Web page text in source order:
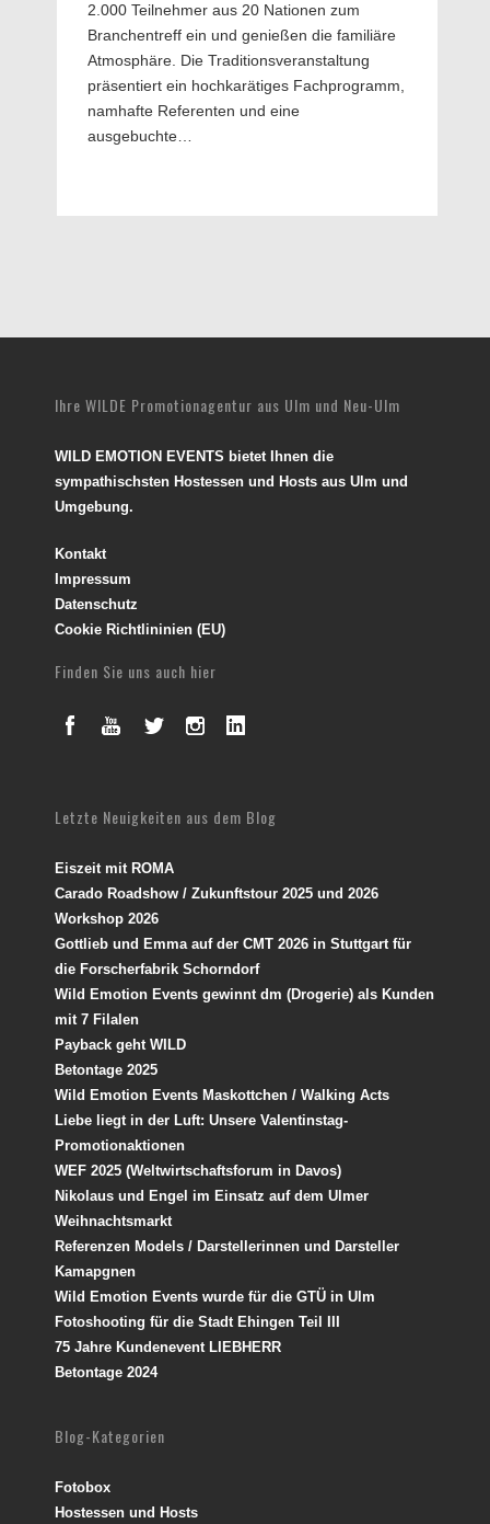
2.000 Teil­nehmer aus 20 Nationen zum
Branchen­treff ein und genießen die familiäre
Atmos­phäre. Die Traditions­veranstaltung
präsentiert ein hochkarätiges Fach­programm,
namhafte Referenten und eine
ausgebuchte…
Ihre WILDE Promotionagentur aus Ulm und Neu-Ulm
WILD EMOTION EVENTS bietet Ihnen die
sympathischsten Hostessen und Hosts aus Ulm und
Umgebung.
Kontakt
Impressum
Datenschutz
Cookie Richtlininien (EU)
Finden Sie uns auch hier
Letzte Neuigkeiten aus dem Blog
Eiszeit mit ROMA
Carado Roadshow / Zukunftstour 2025 und 2026
Workshop 2026
Gottlieb und Emma auf der CMT 2026 in Stuttgart für
die Forscherfabrik Schorndorf
Wild Emotion Events gewinnt dm (Drogerie) als Kunden
mit 7 Filalen
Payback geht WILD
Betontage 2025
Wild Emotion Events Maskottchen / Walking Acts
Liebe liegt in der Luft: Unsere Valentinstag-
Promotionaktionen
WEF 2025 (Weltwirtschaftsforum in Davos)
Nikolaus und Engel im Einsatz auf dem Ulmer
Weihnachtsmarkt
Referenzen Models / Darstellerinnen und Darsteller
Kamapgnen
Wild Emotion Events wurde für die GTÜ in Ulm
Fotoshooting für die Stadt Ehingen Teil III
75 Jahre Kundenevent LIEBHERR
Betontage 2024
Blog-Kategorien
Fotobox
Hostessen und Hosts